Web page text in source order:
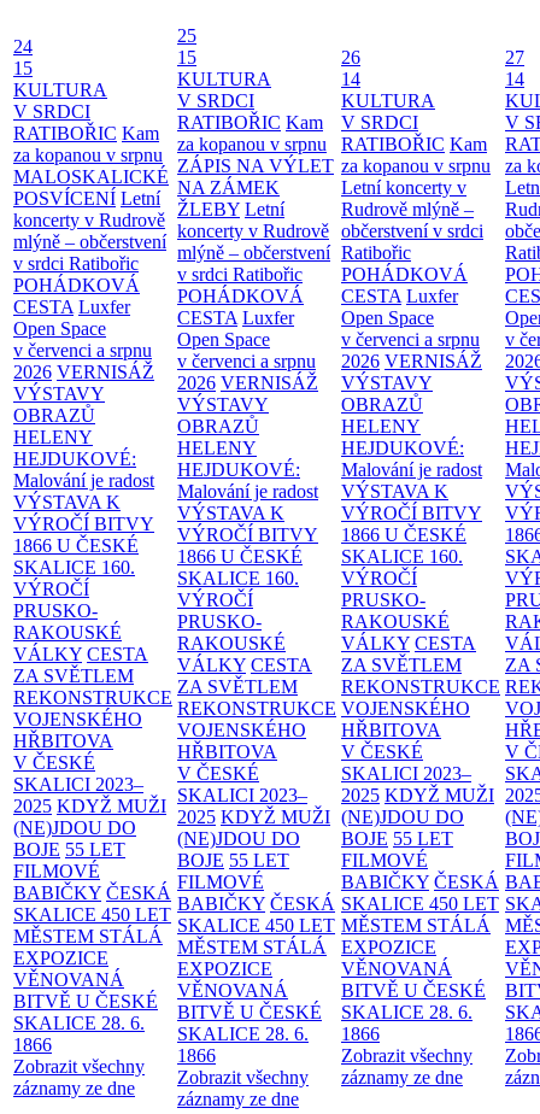
24
15
KULTURA
V SRDCI
RATIBOŘIC Kam
za kopanou v srpnu
MALOSKALICKÉ
POSVÍCENÍ Letní
koncerty v Rudrově
mlýně – občerstvení
v srdci Ratibořic
POHÁDKOVÁ
CESTA Luxfer
Open Space
v červenci a srpnu
2026 VERNISÁŽ
VÝSTAVY
OBRAZŮ
HELENY
HEJDUKOVÉ:
Malování je radost
VÝSTAVA K
VÝROČÍ BITVY
1866 U ČESKÉ
SKALICE 160.
VÝROČÍ
PRUSKO-
RAKOUSKÉ
VÁLKY CESTA
ZA SVĚTLEM
REKONSTRUKCE
VOJENSKÉHO
HŘBITOVA
V ČESKÉ
SKALICI 2023–
2025 KDYŽ MUŽI
(NE)JDOU DO
BOJE 55 LET
FILMOVÉ
BABIČKY ČESKÁ
SKALICE 450 LET
MĚSTEM STÁLÁ
EXPOZICE
VĚNOVANÁ
BITVĚ U ČESKÉ
SKALICE 28. 6.
1866
Zobrazit všechny
záznamy ze dne
25
15
KULTURA
V SRDCI
RATIBOŘIC Kam
za kopanou v srpnu
ZÁPIS NA VÝLET
NA ZÁMEK
ŽLEBY Letní
koncerty v Rudrově
mlýně – občerstvení
v srdci Ratibořic
POHÁDKOVÁ
CESTA Luxfer
Open Space
v červenci a srpnu
2026 VERNISÁŽ
VÝSTAVY
OBRAZŮ
HELENY
HEJDUKOVÉ:
Malování je radost
VÝSTAVA K
VÝROČÍ BITVY
1866 U ČESKÉ
SKALICE 160.
VÝROČÍ
PRUSKO-
RAKOUSKÉ
VÁLKY CESTA
ZA SVĚTLEM
REKONSTRUKCE
VOJENSKÉHO
HŘBITOVA
V ČESKÉ
SKALICI 2023–
2025 KDYŽ MUŽI
(NE)JDOU DO
BOJE 55 LET
FILMOVÉ
BABIČKY ČESKÁ
SKALICE 450 LET
MĚSTEM STÁLÁ
EXPOZICE
VĚNOVANÁ
BITVĚ U ČESKÉ
SKALICE 28. 6.
1866
Zobrazit všechny
záznamy ze dne
26
14
KULTURA
V SRDCI
RATIBOŘIC Kam
za kopanou v srpnu
Letní koncerty v
Rudrově mlýně –
občerstvení v srdci
Ratibořic
POHÁDKOVÁ
CESTA Luxfer
Open Space
v červenci a srpnu
2026 VERNISÁŽ
VÝSTAVY
OBRAZŮ
HELENY
HEJDUKOVÉ:
Malování je radost
VÝSTAVA K
VÝROČÍ BITVY
1866 U ČESKÉ
SKALICE 160.
VÝROČÍ
PRUSKO-
RAKOUSKÉ
VÁLKY CESTA
ZA SVĚTLEM
REKONSTRUKCE
VOJENSKÉHO
HŘBITOVA
V ČESKÉ
SKALICI 2023–
2025 KDYŽ MUŽI
(NE)JDOU DO
BOJE 55 LET
FILMOVÉ
BABIČKY ČESKÁ
SKALICE 450 LET
MĚSTEM STÁLÁ
EXPOZICE
VĚNOVANÁ
BITVĚ U ČESKÉ
SKALICE 28. 6.
1866
Zobrazit všechny
záznamy ze dne
27
14
V
za
v
ZA
V